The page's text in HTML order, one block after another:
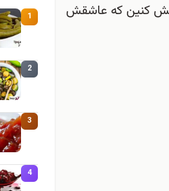
کنین که عاشقش
1
2
3
4